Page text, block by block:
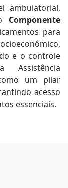
ambulatorial,
Componente
para
e o controle
Assistência
um pilar
acesso
essenciais.